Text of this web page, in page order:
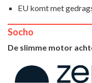
EU komt met
Socho
De slimme motor